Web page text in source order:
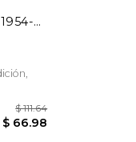
$ 80.54